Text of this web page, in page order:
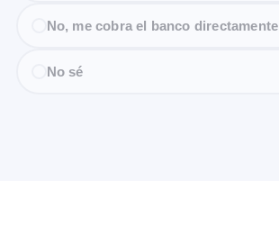
No, me cobra el banco directamente
No sé